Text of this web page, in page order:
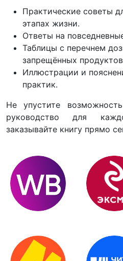
Практические советы
этапах жизни.
Ответы на
Таблицы с перечнем
запрещённых
Иллюстрации и
практик.
Не упустите
руководство для
заказывайте книгу прямо